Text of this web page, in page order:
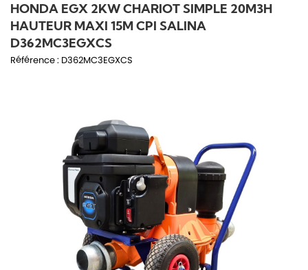
HONDA EGX 2KW CHARIOT SIMPLE 20M3H
HAUTEUR MAXI 15M CPI SALINA
D362MC3EGXCS
Référence : D362MC3EGXCS